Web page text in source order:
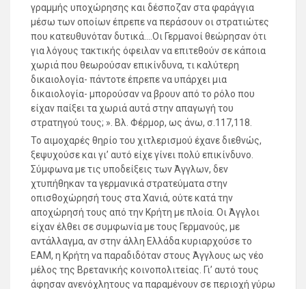
γραμμής υποχώρησης και δέσποζαν στα φαράγγια
μέσω των οποίων έπρεπε να περάσουν οι στρατιώτες
που κατευθυνόταν δυτικά….Οι Γερμανοί θεώρησαν ότι
για λόγους τακτικής όφειλαν να επιτεθούν σε κάποια
χωριά που θεωρούσαν επικίνδυνα, τι καλύτερη
δικαιολογία- πάντοτε έπρεπε να υπάρχει μια
δικαιολογία- μπορούσαν να βρουν από το ρόλο που
είχαν παίξει τα χωριά αυτά στην απαγωγή του
στρατηγού τους; ». Βλ. Φέρμορ, ως άνω, σ.117,118.
Το αιμοχαρές θηρίο του χιτλερισμού έχανε διεθνώς,
ξεψυχούσε και γι’ αυτό είχε γίνει πολύ επικίνδυνο.
Σύμφωνα με τις υποδείξεις των Άγγλων, δεν
χτυπήθηκαν τα γερμανικά στρατεύματα στην
οπισθοχώρησή τους στα Χανιά, ούτε κατά την
αποχώρησή τους από την Κρήτη με πλοία. Οι Άγγλοι
είχαν έλθει σε συμφωνία με τους Γερμανούς, με
αντάλλαγμα, αν στην άλλη Ελλάδα κυριαρχούσε το
ΕΑΜ, η Κρήτη να παραδιδόταν στους Άγγλους ως νέο
μέλος της Βρετανικής κοινοπολιτείας. Γι’ αυτό τους
άφησαν ανενόχλητους να παραμένουν σε περιοχή γύρω